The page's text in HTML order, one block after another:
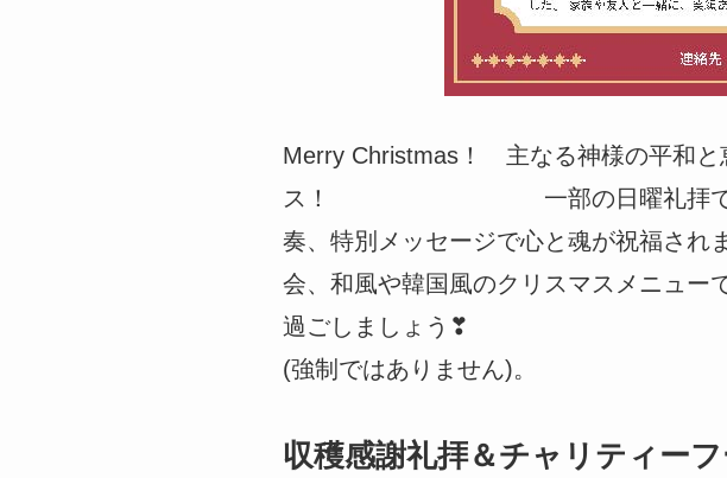
Merry Christmas！ 主なる神様の平和と
ス！
一部の日曜礼拝
奏、特別メッセージで心と魂が祝福され
会、和風や韓国風のクリスマスメニュー
過ごしましょう❣ 参加費無料
(強制ではありません)。
収穫感謝礼拝＆チャリティー